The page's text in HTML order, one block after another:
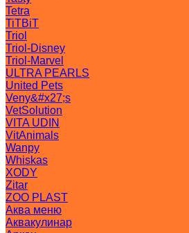
Tetra
TiTBiT
Triol
Triol-Disney
Triol-Marvel
ULTRA PEARLS
United Pets
Veny&#x27;s
VetSolution
VITA UDIN
VitAnimals
Wanpy
Whiskas
XODY
Zitar
ZOO PLAST
Аква меню
Аквакулинар